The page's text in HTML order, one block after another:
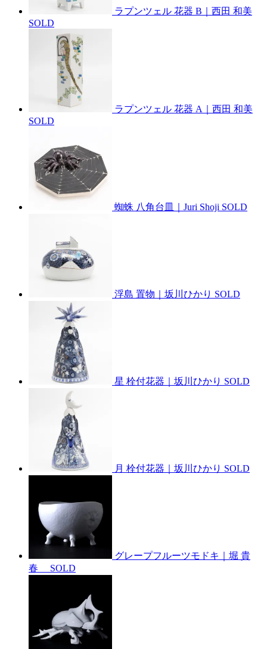
ラプンツェル 花器 B｜西田 和美
SOLD
ラプンツェル 花器 A｜西田 和美
SOLD
蜘蛛 八角台皿｜Juri Shoji SOLD
浮島 置物｜坂川ひかり SOLD
星 栓付花器｜坂川ひかり SOLD
月 栓付花器｜坂川ひかり SOLD
グレープフルーツモドキ｜堀 貴
春
SOLD